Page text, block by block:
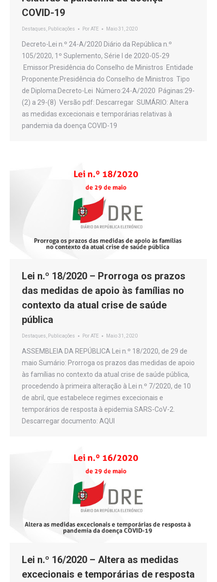
COVID-19
Destaques Publicações PorATE Maio 31, 2020
Decreto-Lei n.º 24-A/2020 Diário da República n.º
105/2020, 1º Suplemento, Série I de 2020-05-29
Emissor:Presidência do Conselho de Ministros Entidade
Proponente:Presidência do Conselho de Ministros Tipo
de Diploma:Decreto-Lei Número:24-A/2020 Páginas:29-
(2) a 29-(8) Versão pdf: Descarregar SUMÁRIO: Altera
as medidas excecionais e temporárias relativas à
pandemia da doença COVID-19
Lei n.º 18/2020 – Prorroga os prazos
das medidas de apoio às famílias no
contexto da atual crise de saúde
pública
Destaques Publicações PorATE Maio 31, 2020
ASSEMBLEIA DA REPÚBLICA Lei n.º 18/2020, de 29 de
maio Sumário: Prorroga os prazos das medidas de apoio
às famílias no contexto da atual crise de saúde pública,
procedendo à primeira alteração à Lei n.º 7/2020, de 10
de abril, que estabelece regimes excecionais e
temporários de resposta à epidemia SARS-CoV-2.
Descarregar documento: AQUI
Lei n.º 16/2020 – Altera as medidas
excecionais e temporárias de resposta